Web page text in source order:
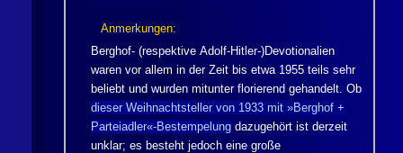
Anmerkungen:
Berghof- (respektive Adolf-Hitler-)Devotionalien
waren vor allem in der Zeit bis etwa 1955 teils sehr
beliebt und wurden mitunter florierend gehandelt. Ob
dieser Weihnachtsteller von 1933 mit »Berghof +
Parteiadler«-Bestempelung dazugehört ist derzeit
unklar; es besteht jedoch eine große